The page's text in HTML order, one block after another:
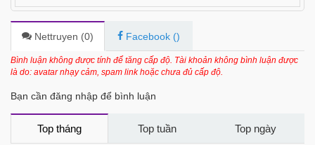
Chapter 27 6 tháng trước
Chapter 26 6 tháng trước
Chapter 25 6 tháng trước
6 tháng trước
Chapter 22 7 tháng trước
Nettruyen (0) Facebook ()
Bình luận không được tính để tăng cấp độ. Tài khoản không bình luận được
là do: avatar nhạy cảm, spam link hoặc chưa đủ cấp độ.
Bạn cần đăng nhập để bình luận
Top tháng Top tuần Top ngày